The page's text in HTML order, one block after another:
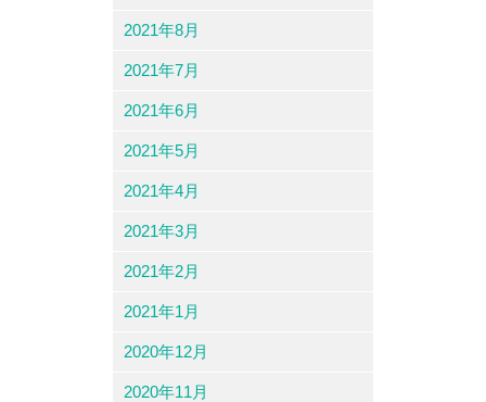
2021年8月
2021年7月
2021年6月
2021年5月
2021年4月
2021年3月
2021年2月
2021年1月
2020年12月
2020年11月